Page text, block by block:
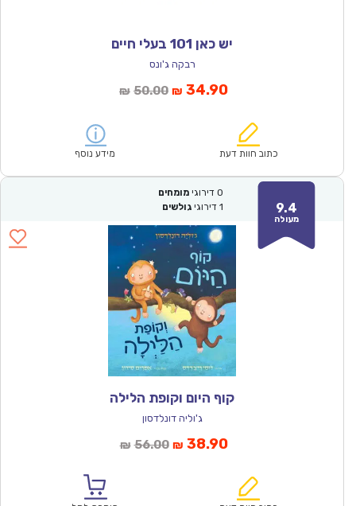
יש כאן 101 בעלי חיים
רבקה ג'ונס
₪ 50.00המחיר
₪50.00.
₪ 34.90המחיר
הוא:
כתוב חוות דעת מידע נוסף
9.4
מעולה
0 דירוגי מומחים
1 דירוגי גולשים
קוף היום וקופת הלילה
ג'וליה דונלדסון
₪ 56.00המחיר
₪ 38.90המחיר
הוא: